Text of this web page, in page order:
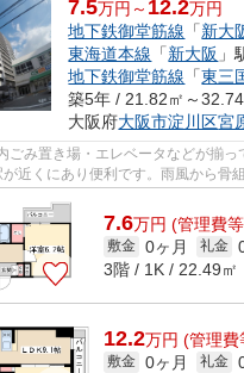
7.5万円～ 12.2万円
地下鉄御堂筋線 「新大
東海道本線 「新大阪 」
地下鉄御堂筋線 「東三
築5年 / 21.82㎡～
大阪府大阪市淀川区宮
ごみ置き場・エレベータなどが揃っ
近くにあり便利です。雨風から骨
7.6万円 (管理費
敷金 0ヶ月 礼金
3階 / 1K / 22.49㎡
12.2万円 (管理費
敷金 0ヶ月 礼金